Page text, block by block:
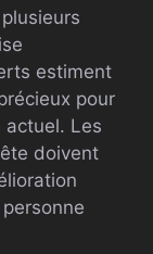
estiment
pour
actuel. Les
doivent